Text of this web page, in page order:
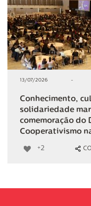
13/07/2026 -
Conhecimento,
solidariedade
comemoração do
Cooperativismo
+2